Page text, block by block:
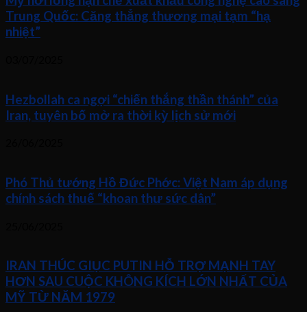
Trung Quốc: Căng thẳng thương mại tạm “hạ
nhiệt”
Hezbollah ca ngợi “chiến thắng thần thánh” của
Iran, tuyên bố mở ra thời kỳ lịch sử mới
Phó Thủ tướng Hồ Đức Phớc: Việt Nam áp dụng
chính sách thuế “khoan thư sức dân”
IRAN THÚC GIỤC PUTIN HỖ TRỢ MẠNH TAY
HƠN SAU CUỘC KHÔNG KÍCH LỚN NHẤT CỦA
MỸ TỪ NĂM 1979